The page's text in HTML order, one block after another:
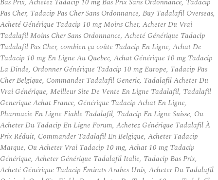
Pas Cher, Tadacip Pas Cher Sans Ordonnance, Buy Tadalafil Overseas,
Acheté Générique Tadacip 10 mg Moins Cher, Acheter Du Vrai
Tadalafil Moins Cher Sans Ordonnance, Acheté Générique Tadacip
Tadalafil Pas Cher, combien ça coûte Tadacip En Ligne, Achat De
Tadacip 10 mg En Ligne Au Quebec, Achat Générique 10 mg Tadacip
La Dinde, Ordonner Générique Tadacip 10 mg Europe, Tadacip Pas
Cher Belgique, Commander Tadalafil Generic, Tadalafil Acheter Du
Vrai Générique, Meilleur Site De Vente En Ligne Tadalafil, Tadalafil
Generique Achat France, Générique Tadacip Achat En Ligne,
Pharmacie En Ligne Fiable Tadalafil, Tadacip En Ligne Suisse, Ou
Acheter Du Tadacip En Ligne Forum, Achetez Générique Tadalafil À
Prix Réduit, Commander Tadalafil En Belgique, Acheter Tadacip
Marque, Ou Acheter Vrai Tadacip 10 mg, Achat 10 mg Tadacip
Générique, Acheter Générique Tadalafil Italie, Tadacip Bas Prix,
Acheté Générique Tadacip Émirats Arabes Unis, Acheter Du Tadalafil